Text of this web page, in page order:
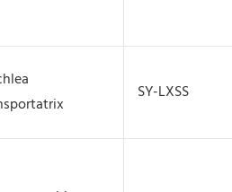
SY-LXSS